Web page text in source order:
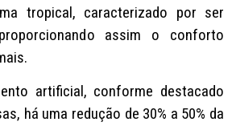
tropical, caracterizado por ser
assim o conforto
artificial, conforme destacado
há uma redução de 30% a 50% da